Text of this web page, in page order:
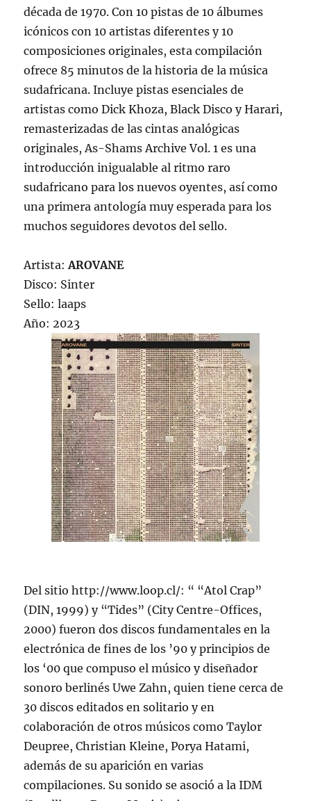
década de 1970. Con 10 pistas de 10 álbumes
icónicos con 10 artistas diferentes y 10
composiciones originales, esta compilación
ofrece 85 minutos de la historia de la música
sudafricana. Incluye pistas esenciales de
artistas como Dick Khoza, Black Disco y Harari,
remasterizadas de las cintas analógicas
originales, As-Shams Archive Vol. 1 es una
introducción inigualable al ritmo raro
sudafricano para los nuevos oyentes, así como
una primera antología muy esperada para los
muchos seguidores devotos del sello.
Artista:AROVANE
Disco: Sinter
Sello: laaps
Año: 2023
Del sitio http://www.loop.cl/: “ “Atol Crap”
(DIN, 1999) y “Tides” (City Centre-Offices,
2000) fueron dos discos fundamentales en la
electrónica de fines de los ’90 y principios de
los ‘00 que compuso el músico y diseñador
sonoro berlinés Uwe Zahn, quien tiene cerca de
30 discos editados en solitario y en
colaboración de otros músicos como Taylor
Deupree, Christian Kleine, Porya Hatami,
además de su aparición en varias
compilaciones. Su sonido se asoció a la IDM